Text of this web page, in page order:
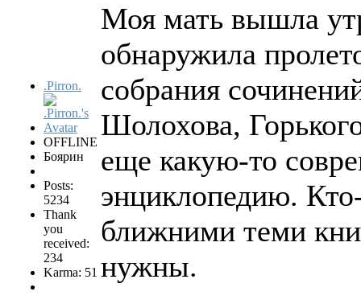
.Pirron.
OFFLINE
Боярин
Posts:
5234
Thank
you
received:
234
Karma: 51
Моя мать вышла
обнаружила
собрания
Шолохова,
еще какую-то
энциклопедию.
ближними теми
нужны.